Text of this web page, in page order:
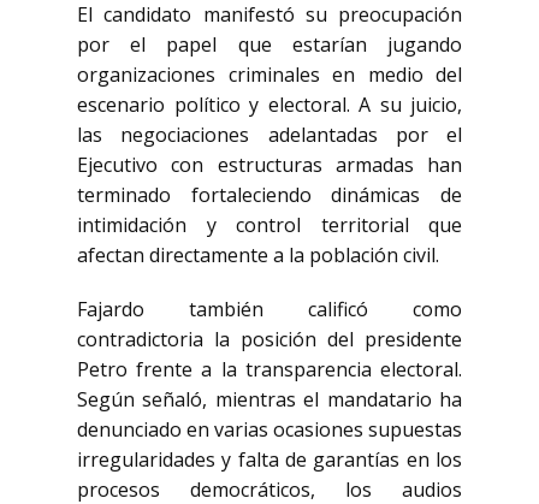
El candidato manifestó su preocupación
por el papel que estarían jugando
organizaciones criminales en medio del
escenario político y electoral. A su juicio,
las negociaciones adelantadas por el
Ejecutivo con estructuras armadas han
terminado fortaleciendo dinámicas de
intimidación y control territorial que
afectan directamente a la población civil.
Fajardo también calificó como
contradictoria la posición del presidente
Petro frente a la transparencia electoral.
Según señaló, mientras el mandatario ha
denunciado en varias ocasiones supuestas
irregularidades y falta de garantías en los
procesos democráticos, los audios